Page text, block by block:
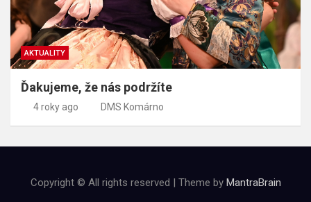
AKTUALITY
Ďakujeme, že nás podržíte
4 roky ago DMS Komárno
Copyright © All rights reserved | Theme by MantraBrain